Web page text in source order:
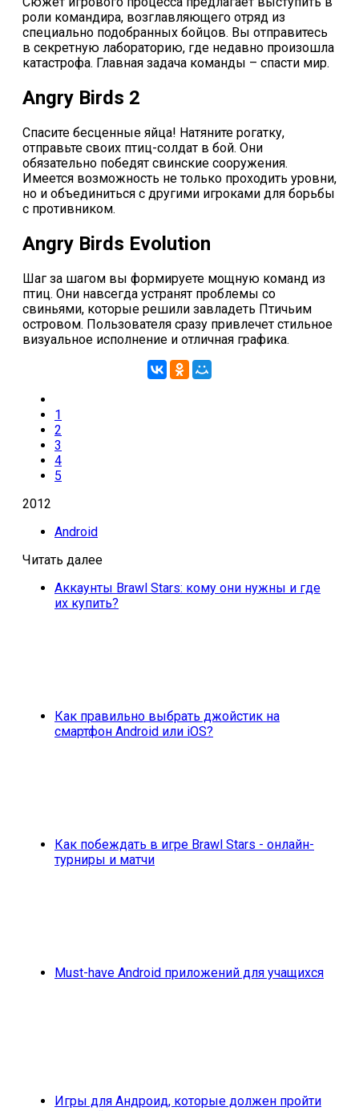
роли командира, возглавляющего отряд из
специально подобранных бойцов. Вы отправитесь
в секретную лабораторию, где недавно произошла
катастрофа. Главная задача команды – спасти мир.
Angry Birds 2
Спасите бесценные яйца! Натяните рогатку,
отправьте своих птиц-солдат в бой. Они
обязательно победят свинские сооружения.
Имеется возможность не только проходить уровни,
но и объединиться с другими игроками для борьбы
с противником.
Angry Birds Evolution
Шаг за шагом вы формируете мощную команд из
птиц. Они навсегда устранят проблемы со
свиньями, которые решили завладеть Птичьим
островом. Пользователя сразу привлечет стильное
визуальное исполнение и отличная графика.
1
2
3
4
5
2012
Android
Читать далее
Аккаунты Brawl Stars: кому они нужны и где
их купить?
Как правильно выбрать джойстик на
смартфон Android или iOS?
Как побеждать в игре Brawl Stars - онлайн-
турниры и матчи
Must-have Android приложений для учащихся
Игры для Андроид, которые должен пройти